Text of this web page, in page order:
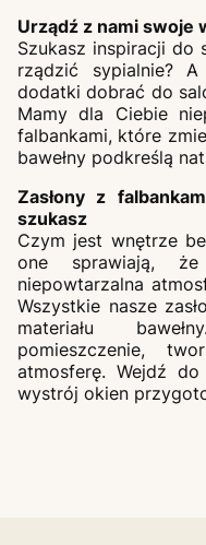
Urządź z nami swoje
Szukasz inspiracji do
rządzić sypialnie?
dodatki dobrać do
Mamy dla Ciebie
falbankami, które
bawełny podkreślą
Zasłony z
szukasz
Czym jest wnętrze
one sprawiają,
niepowtarzalna
Wszystkie nasze
materiału
pomieszczenie,
atmosferę. Wejdź
wystrój okien